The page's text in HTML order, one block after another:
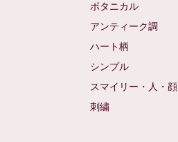
ボタニカル
アンティーク調
ハート柄
シンプル
スマイリー・人・顔
刺繍